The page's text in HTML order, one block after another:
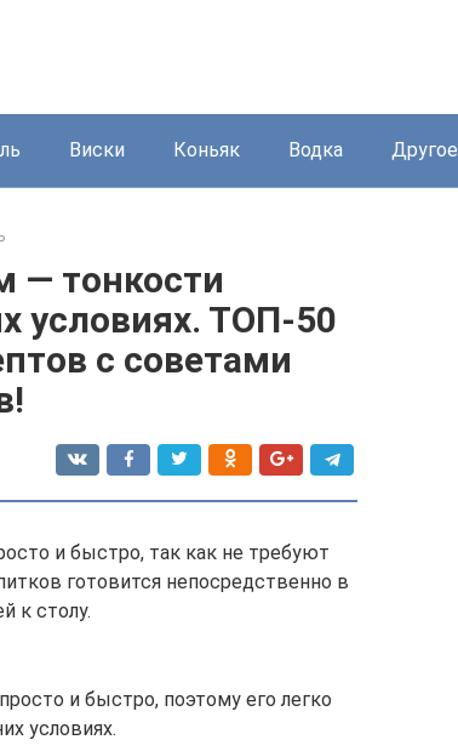
Виски Коньяк Водка Другое
— тонкости
условиях. ТОП-50
с советами
и быстро, так как не требуют
готовится непосредственно в
к столу.
и быстро, поэтому его легко
условиях.